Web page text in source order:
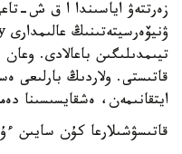
زەرتتەۋ اياسىندا ا ق ش-
قاتىستى. ولاردىڭ بارلىعى
ايتقانىمەن، ەشقايسىسىنا
قاتىسۋشىلارعا كۇن سايىن